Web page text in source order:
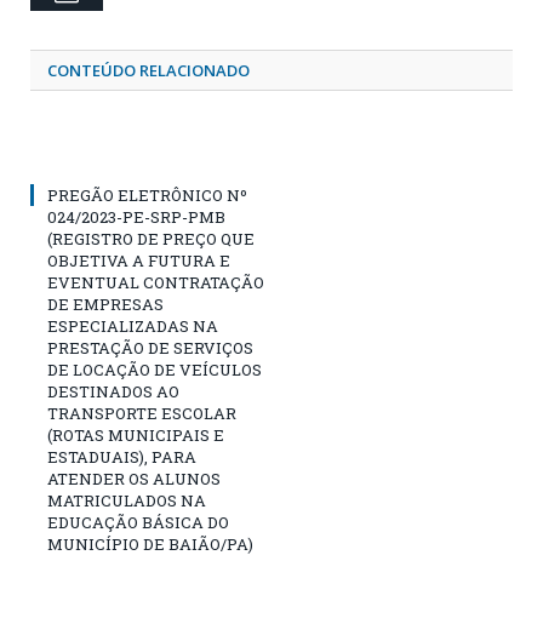
CONTEÚDO RELACIONADO
PREGÃO ELETRÔNICO Nº
024/2023-PE-SRP-PMB
(REGISTRO DE PREÇO QUE
OBJETIVA A FUTURA E
EVENTUAL CONTRATAÇÃO
DE EMPRESAS
ESPECIALIZADAS NA
PRESTAÇÃO DE SERVIÇOS
DE LOCAÇÃO DE VEÍCULOS
DESTINADOS AO
TRANSPORTE ESCOLAR
(ROTAS MUNICIPAIS E
ESTADUAIS), PARA
ATENDER OS ALUNOS
MATRICULADOS NA
EDUCAÇÃO BÁSICA DO
MUNICÍPIO DE BAIÃO/PA)